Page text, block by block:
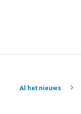
Al het nieuws